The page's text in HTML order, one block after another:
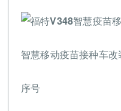
智慧移动疫苗接种车
序号